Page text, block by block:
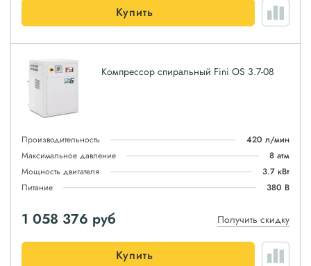
Купить
Компрессор спиральный Fini OS 3.7-08
Производительность
420 л/мин
Максимальное давление
8 атм
Мощность двигателя
3.7 кВт
Питание
380 В
1 058 376 руб Получить скидку
Купить